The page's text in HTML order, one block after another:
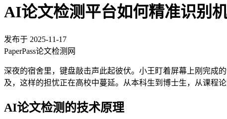
AI论文检测平台如何精准识别
发布于 2025-11-17
PaperPass论文检测网
深夜的宿舍里，键盘敲击声此起彼伏。小王盯着屏幕上刚完成
及，这样的担忧正在高校中蔓延。从本科生到博士生，从课程
AI论文检测的技术原理